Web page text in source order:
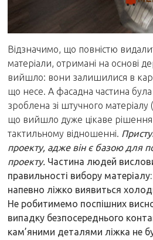
Відзначимо, що повністю
матеріали, отримані на основі
вийшло: вони залишилися в
що несе. А фасадна частина була
зроблена зі штучного
що вийшло дуже цікаве рішення
тактильному відношенні.
проекту, адже він є базою для
проекту. Частина людей
правильності вибору
напевно ліжко виявиться
Не робитимемо поспішних
випадку безпосереднього
кам’яними деталями ліжка не